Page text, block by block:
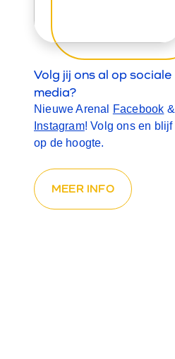
Volg jij ons al op sociale
media?
Nieuwe Arenal Facebook &
Instagram! Volg ons en blijf
op de hoogte.
MEER INFO